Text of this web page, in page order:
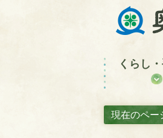
くらし
現在のペー